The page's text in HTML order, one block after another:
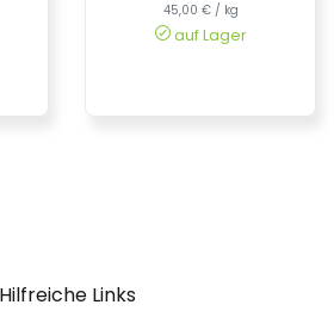
45,00 € / kg
auf Lager
Hilfreiche Links